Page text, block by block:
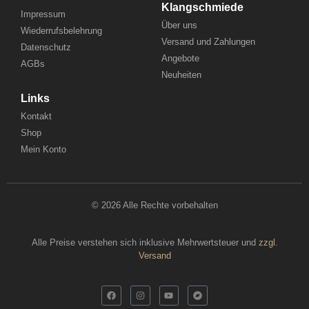
Impressum
Wiederrufsbelehrung
Datenschutz
AGBs
Klangschmiede
Über uns
Versand und Zahlungen
Angebote
Neuheiten
Links
Kontakt
Shop
Mein Konto
© 2026 Alle Rechte vorbehalten
Alle Preise verstehen sich inklusive Mehrwertsteuer und zzgl.
Versand